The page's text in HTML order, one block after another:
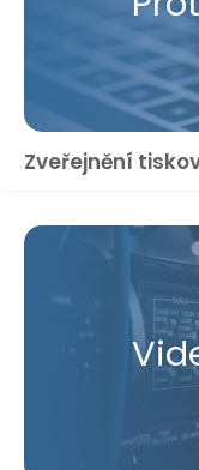
Zveřejnění